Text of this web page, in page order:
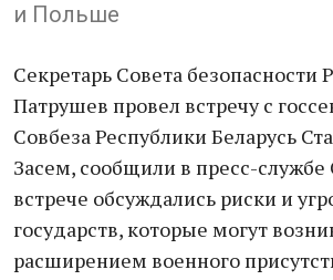
и Польше
Секретарь Совета безопасности
Патрушев провел встречу с
Совбеза Республики Беларусь
Засем, сообщили в пресс-
встрече обсуждались риски и
государств, которые могут
расширением военного